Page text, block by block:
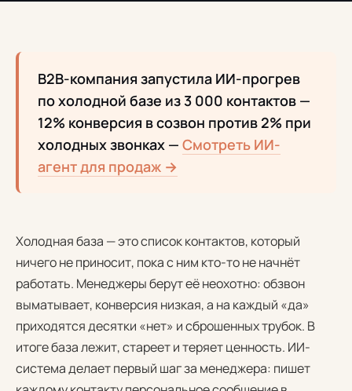
B2B-компания запустила ИИ-прогрев
по холодной базе из 3 000 контактов —
12% конверсия в созвон против 2% при
холодных звонках — Смотреть ИИ-
агент для продаж →
Холодная база — это список контактов, который
ничего не приносит, пока с ним кто-то не начнёт
работать. Менеджеры берут её неохотно: обзвон
выматывает, конверсия низкая, а на каждый «да»
приходятся десятки «нет» и сброшенных трубок. В
итоге база лежит, стареет и теряет ценность. ИИ-
система делает первый шаг за менеджера: пишет